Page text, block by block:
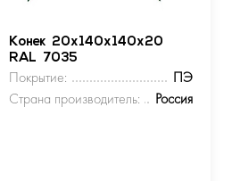
Конек 20х140х140х20
RAL 7035
Покрытие:
ПЭ
Страна производитель:
Россия